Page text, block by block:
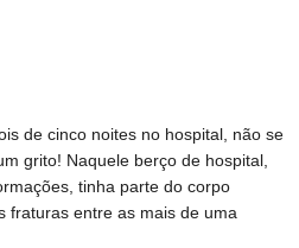
de cinco noites no hospital, não se
grito! Naquele berço de hospital,
tinha parte do corpo
fraturas entre as mais de uma